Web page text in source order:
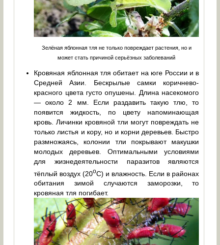
Зелёная яблонная тля не только повреждает растения, но и
может стать причиной серьёзных заболеваний
Кровяная яблонная тля обитает на юге России и в
Средней Азии. Бескрылые самки коричнево-
красного цвета густо опушены. Длина насекомого
— около 2 мм. Если раздавить такую тлю, то
появится жидкость, по цвету напоминающая
кровь. Личинки кровяной тли могут повреждать не
только листья и кору, но и корни деревьев. Быстро
размножаясь, колонии тли покрывают макушки
молодых деревьев. Оптимальными условиями
для жизнедеятельности паразитов являются
тёплый воздух (20оС) и влажность. Если в районах
обитания зимой случаются заморозки, то
кровяная тля погибает.